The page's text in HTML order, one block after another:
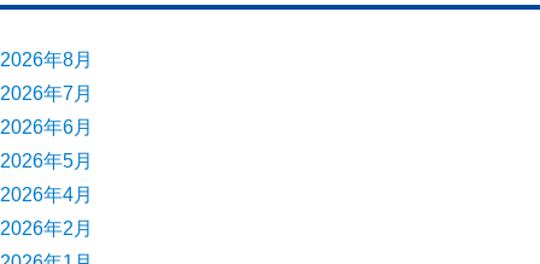
2026年8月
2026年7月
2026年6月
2026年5月
2026年4月
2026年2月